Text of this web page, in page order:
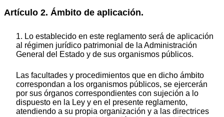
Artículo 2. Ámbito de aplicación.
1. Lo establecido en este reglamento será de aplicación
al régimen jurídico patrimonial de la Administración
General del Estado y de sus organismos públicos.
Las facultades y procedimientos que en dicho ámbito
correspondan a los organismos públicos, se ejercerán
por sus órganos correspondientes con sujeción a lo
dispuesto en la Ley y en el presente reglamento,
atendiendo a su propia organización y a las directrices